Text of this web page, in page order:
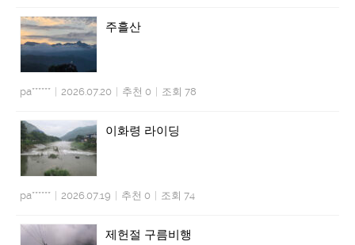
주흘산
pa****** 2026.07.20 추천 0 조회 78
이화령 라이딩
pa****** 2026.07.19 추천 0 조회 74
제헌절 구름비행